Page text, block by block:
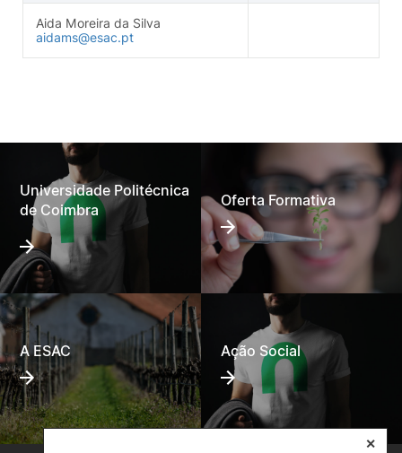
✕
Aida Moreira da Silva
aidams@esac.pt
Universidade Politécnica
de Coimbra
Oferta Formativa
A ESAC Ação Social